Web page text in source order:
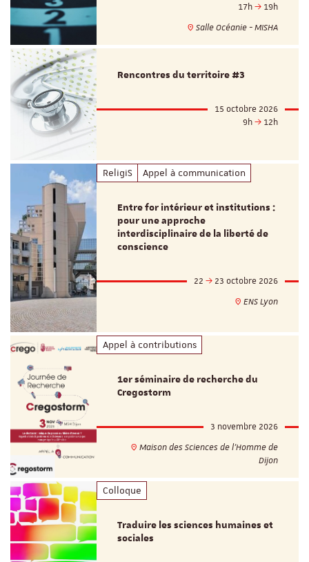
17h
19h
Salle Océanie - MISHA
Rencontres du territoire #3
15 octobre 2026
9h
12h
ReligiS Appel à communication
Entre for intérieur et institutions :
pour une approche
interdisciplinaire de la liberté de
conscience
22
23 octobre 2026
ENS Lyon
Appel à contributions
1er séminaire de recherche du
Cregostorm
3 novembre 2026
Maison des Sciences de l'Homme de
Dijon
Colloque
Traduire les sciences humaines et
sociales